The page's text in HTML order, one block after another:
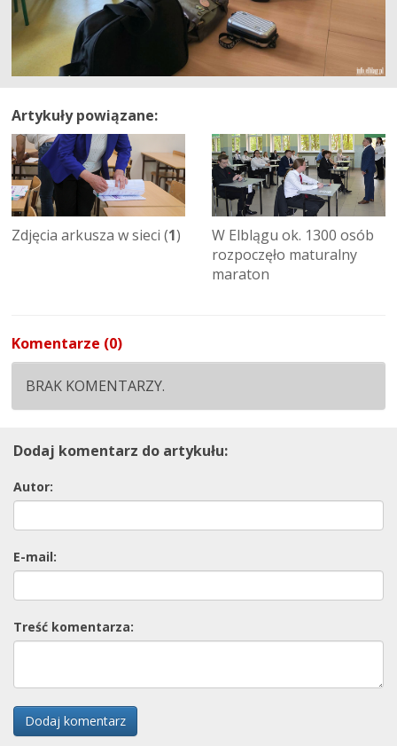
Artykuły powiązane:
Zdjęcia arkusza w sieci (1)
W Elblągu ok. 1300 osób
rozpoczęło maturalny
maraton
Komentarze (0)
BRAK KOMENTARZY.
Dodaj komentarz do artykułu:
Autor:
E-mail:
Treść komentarza:
Dodaj komentarz